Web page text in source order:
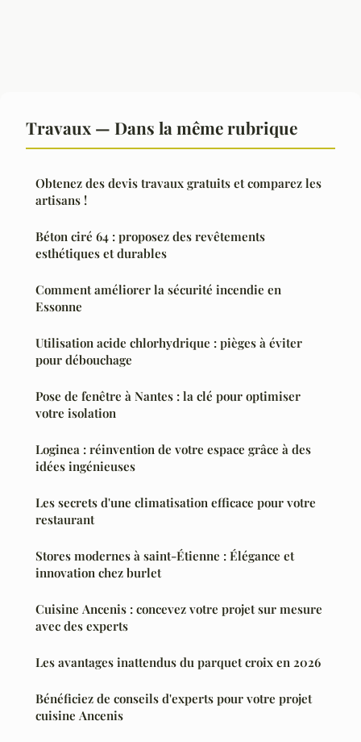
Travaux — Dans la même rubrique
Obtenez des devis travaux gratuits et comparez les
artisans !
Béton ciré 64 : proposez des revêtements
esthétiques et durables
Comment améliorer la sécurité incendie en
Essonne
Utilisation acide chlorhydrique : pièges à éviter
pour débouchage
Pose de fenêtre à Nantes : la clé pour optimiser
votre isolation
Loginea : réinvention de votre espace grâce à des
idées ingénieuses
Les secrets d'une climatisation efficace pour votre
restaurant
Stores modernes à saint-Étienne : Élégance et
innovation chez burlet
Cuisine Ancenis : concevez votre projet sur mesure
avec des experts
Les avantages inattendus du parquet croix en 2026
Bénéficiez de conseils d'experts pour votre projet
cuisine Ancenis